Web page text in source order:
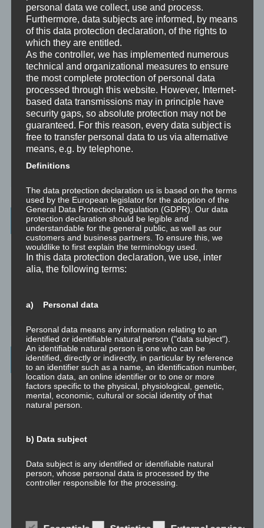
Person und einem Klienten.
Mentoring
Mentoring ist das individualisierte Weitergeben von Wissen und
Erfahrungen durch Interaktion zwischen einer erfahrenen Person
und einem Klienten.
Supervision ist das individualisierte Reflektieren der gemachten
oder anstehenden professionellen Erfahrungen durch Interaktion
zwischen einem Supervisor und einem Klienten.
Ausbildung
Ausbildung ist die angepasste Vermittlung von allgemeinem Wissen
und praktischen Fertigkeiten zu diesem Wissen durch eine
Wissenswertes
☞ Ablauf einer Beratung
☞ Vertraulichkeitserklärung
Wichtigste Seiten - minimedi.online
⇒ GrundlagenHier gibt es die grundlegenden Wissenseinheiten
und Techniken rund um Meditation.
anstoßen.
⇒ Emotionale KompetenzHier gibt es Meditationen, um die eigene
emotionale Kompetenz zu entwickeln.
personal data we collect, use and process.
Furthermore, data subjects are informed, by means
of this data protection declaration, of the rights to
which they are entitled.
As the controller, we has implemented numerous
technical and organizational measures to ensure
the most complete protection of personal data
processed through this website. However, Internet-
based data transmissions may in principle have
security gaps, so absolute protection may not be
guaranteed. For this reason, every data subject is
free to transfer personal data to us via alternative
means, e.g. by telephone.
Definitions
The data protection declaration us is based on the terms
used by the European legislator for the adoption of the
General Data Protection Regulation (GDPR). Our data
protection declaration should be legible and
understandable for the general public, as well as our
customers and business partners. To ensure this, we
wouldlike to first explain the terminology used.
In this data protection declaration, we use, inter
alia, the following terms:
a) Personal data
Personal data means any information relating to an
identified or identifiable natural person ("data subject").
An identifiable natural person is one who can be
identified, directly or indirectly, in particular by reference
to an identifier such as a name, an identification number,
location data, an online identifier or to one or more
factors specific to the physical, physiological, genetic,
mental, economic, cultural or social identity of that
natural person.
b) Data subject
Data subject is any identified or identifiable natural
person, whose personal data is processed by the
controller responsible for the processing.